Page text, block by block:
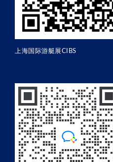
上海国际游艇展CIBS